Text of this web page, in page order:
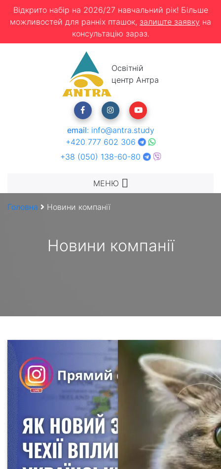
Відкрито набір на 2026/27 навчальний рік! Більше
можливостей для ранніх пташок, залиште заявку на
консультацію зараз.
Освітній
центр Антра
email: info@antra.study
+420 777 602 306
+38 (050) 138-60-80
МЕНЮ
Головна Новини компанії
Новини компанії